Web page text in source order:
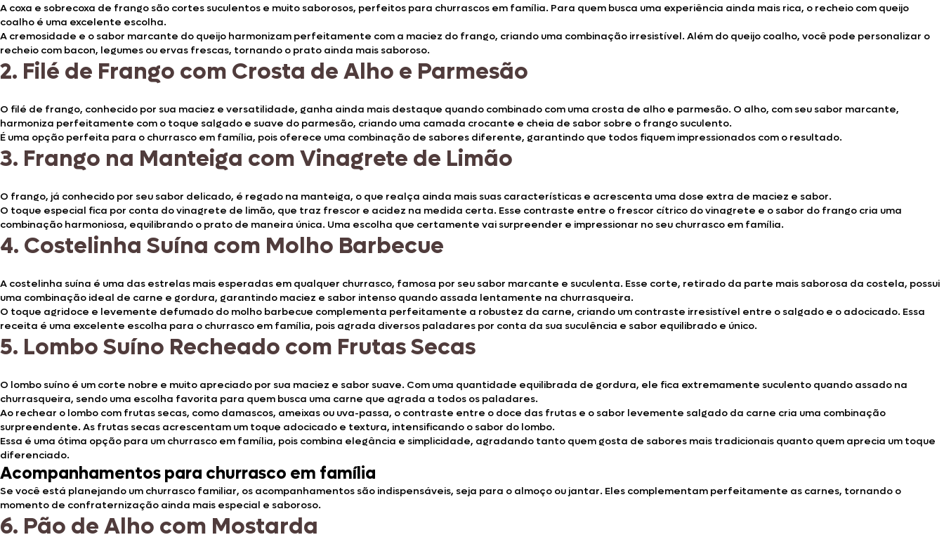
Pães e Massas
Bebidas
A coxa e sobrecoxa de frango são cortes suculentos e muito saborosos, perfeitos para churrascos em família. Para quem busca uma experiência ainda mais rica, o recheio com queijo
coalho é uma excelente escolha.
A cremosidade e o sabor marcante do queijo harmonizam perfeitamente com a maciez do frango, criando uma combinação irresistível. Além do queijo coalho, você pode personalizar o
recheio com bacon, legumes ou ervas frescas, tornando o prato ainda mais saboroso.
2. Filé de Frango com Crosta de Alho e Parmesão
O filé de frango, conhecido por sua maciez e versatilidade, ganha ainda mais destaque quando combinado com uma crosta de alho e parmesão. O alho, com seu sabor marcante,
harmoniza perfeitamente com o toque salgado e suave do parmesão, criando uma camada crocante e cheia de sabor sobre o frango suculento.
É uma opção perfeita para o churrasco em família, pois oferece uma combinação de sabores diferente, garantindo que todos fiquem impressionados com o resultado.
3. Frango na Manteiga com Vinagrete de Limão
O frango, já conhecido por seu sabor delicado, é regado na manteiga, o que realça ainda mais suas características e acrescenta uma dose extra de maciez e sabor.
O toque especial fica por conta do vinagrete de limão, que traz frescor e acidez na medida certa. Esse contraste entre o frescor cítrico do vinagrete e o sabor do frango cria uma
combinação harmoniosa, equilibrando o prato de maneira única. Uma escolha que certamente vai surpreender e impressionar no seu churrasco em família.
4. Costelinha Suína com Molho Barbecue
A costelinha suína é uma das estrelas mais esperadas em qualquer churrasco, famosa por seu sabor marcante e suculenta. Esse corte, retirado da parte mais saborosa da costela, possui
uma combinação ideal de carne e gordura, garantindo maciez e sabor intenso quando assada lentamente na churrasqueira.
O toque agridoce e levemente defumado do molho barbecue complementa perfeitamente a robustez da carne, criando um contraste irresistível entre o salgado e o adocicado. Essa
receita é uma excelente escolha para o churrasco em família, pois agrada diversos paladares por conta da sua suculência e sabor equilibrado e único.
5. Lombo Suíno Recheado com Frutas Secas
O lombo suíno é um corte nobre e muito apreciado por sua maciez e sabor suave. Com uma quantidade equilibrada de gordura, ele fica extremamente suculento quando assado na
churrasqueira, sendo uma escolha favorita para quem busca uma carne que agrada a todos os paladares.
Ao rechear o lombo com frutas secas, como damascos, ameixas ou uva-passa, o contraste entre o doce das frutas e o sabor levemente salgado da carne cria uma combinação
surpreendente. As frutas secas acrescentam um toque adocicado e textura, intensificando o sabor do lombo.
Essa é uma ótima opção para um churrasco em família, pois combina elegância e simplicidade, agradando tanto quem gosta de sabores mais tradicionais quanto quem aprecia um toque
diferenciado.
Acompanhamentos para churrasco em família
Se você está planejando um churrasco familiar, os acompanhamentos são indispensáveis, seja para o almoço ou jantar. Eles complementam perfeitamente as carnes, tornando o
momento de confraternização ainda mais especial e saboroso.
6. Pão de Alho com Mostarda